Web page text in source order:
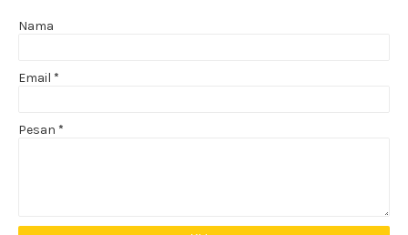
Nama
Email *
Pesan *